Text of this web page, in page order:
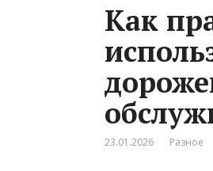
Как
23.01.2026 Разное